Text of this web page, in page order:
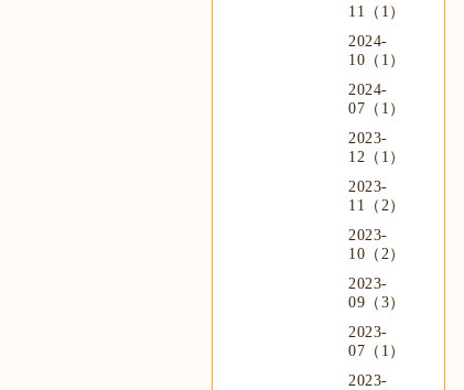
11（1）
2024-
10（1）
2024-
07（1）
2023-
12（1）
2023-
11（2）
2023-
10（2）
2023-
09（3）
2023-
07（1）
2023-